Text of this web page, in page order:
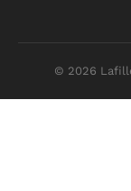
© 2026